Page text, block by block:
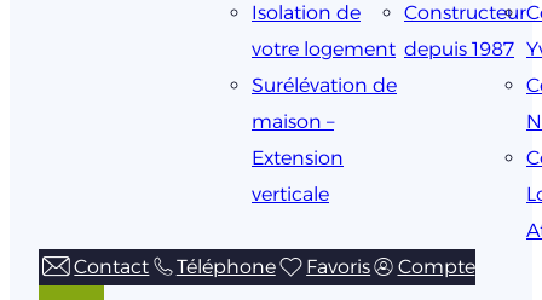
Isolation de
votre logement
Surélévation de
maison –
Extension
verticale
Constructeur
depuis 1987
Contact
Téléphone Favoris Compte